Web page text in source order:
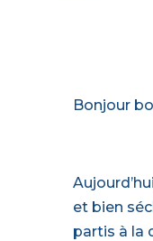
Bonjour
et bien
partis à la